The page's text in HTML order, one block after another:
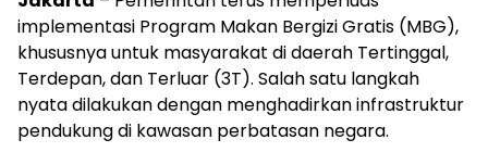
implementasi Program Makan Bergizi Gratis (MBG),
khususnya untuk masyarakat di daerah Tertinggal,
Terdepan, dan Terluar (3T). Salah satu langkah
nyata dilakukan dengan menghadirkan infrastruktur
pendukung di kawasan perbatasan negara.